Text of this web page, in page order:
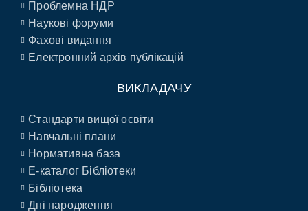
Проблемна НДР
Наукові форуми
Фахові видання
Електронний архів публікацій
ВИКЛАДАЧУ
Стандарти вищої освіти
Навчальні плани
Нормативна база
E-каталог Бібліотеки
Бібліотека
Дні народження